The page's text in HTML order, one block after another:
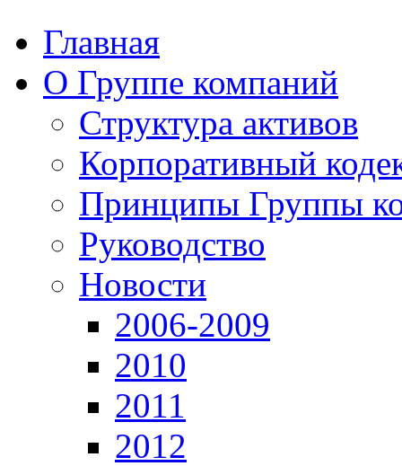
Главная
О Группе компаний
Структура активов
Корпоративный
Принципы Группы
Руководство
Новости
2006-2009
2010
2011
2012